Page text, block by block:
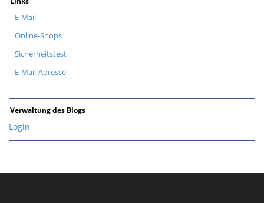
E-Mail
Online-Shops
Sicherheitstest
E-Mail-Adresse
Verwaltung des Blogs
Login